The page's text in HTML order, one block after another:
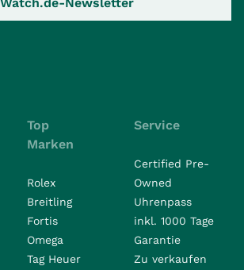
Top
Marken
Rolex
Breitling
Fortis
Omega
Tag Heuer
Service
Certified Pre-
Owned
Uhrenpass
inkl. 1000 Tage
Garantie
Zu verkaufen